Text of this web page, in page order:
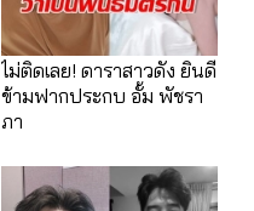
ไม่ติดเลย! ดาราสาวดัง ยินดี
ข้ามฟากประกบ อั้ม พัชรา
ภา